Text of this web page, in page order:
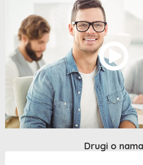
Drugi o nama